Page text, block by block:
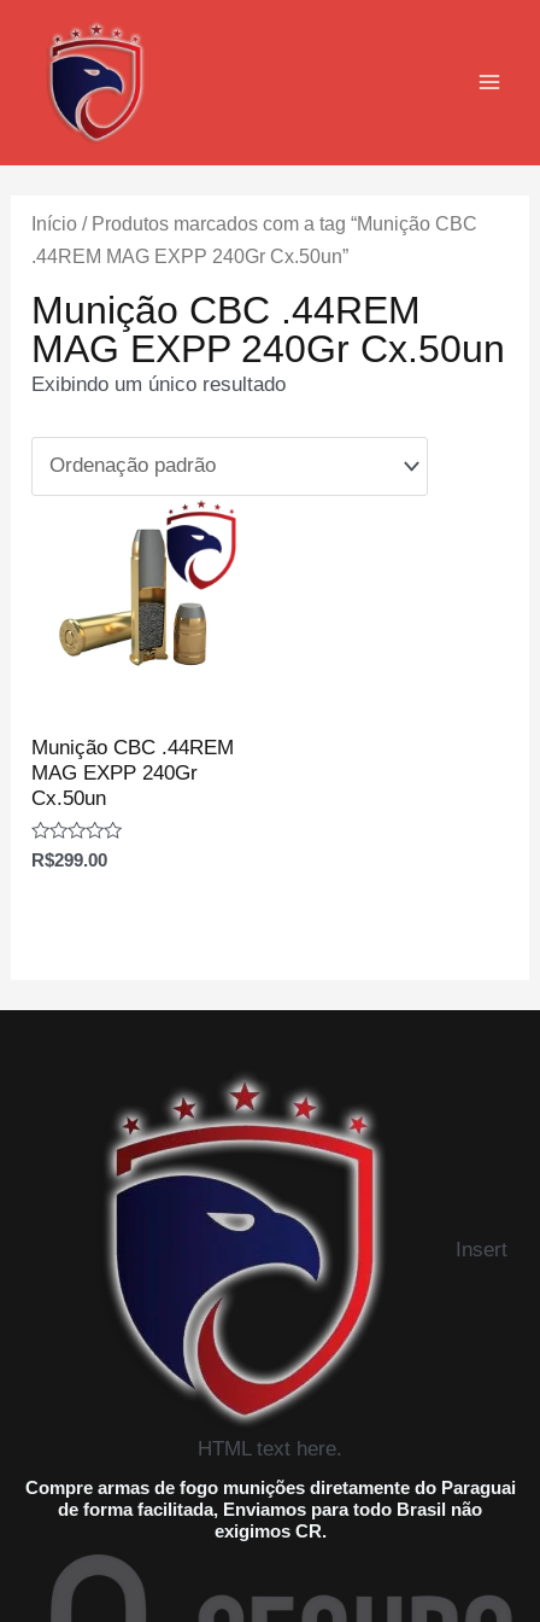
conteúdo
Início / Produtos marcados com a tag “Munição CBC
.44REM MAG EXPP 240Gr Cx.50un”
Munição CBC .44REM
MAG EXPP 240Gr Cx.50un
Exibindo um único resultado
Munição CBC .44REM
MAG EXPP 240Gr
Cx.50un
Avaliação
R$299.00
Insert
HTML text here.
Compre armas de fogo munições diretamente do Paraguai
de forma facilitada, Enviamos para todo Brasil não
exigimos CR.